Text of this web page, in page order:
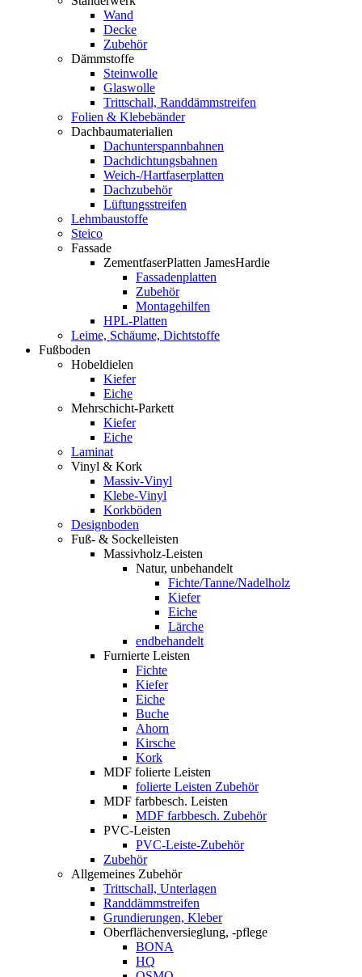
Wand
Decke
Zubehör
Dämmstoffe
Steinwolle
Glaswolle
Trittschall, Randdämmstreifen
Folien & Klebebänder
Dachbaumaterialien
Dachunterspannbahnen
Dachdichtungsbahnen
Weich-/Hartfaserplatten
Dachzubehör
Lüftungsstreifen
Lehmbaustoffe
Steico
Fassade
ZementfaserPlatten JamesHardie
Fassadenplatten
Zubehör
Montagehilfen
HPL-Platten
Leime, Schäume, Dichtstoffe
Fußboden
Hobeldielen
Kiefer
Eiche
Mehrschicht-Parkett
Kiefer
Eiche
Laminat
Vinyl & Kork
Massiv-Vinyl
Klebe-Vinyl
Korkböden
Designboden
Fuß- & Sockelleisten
Massivholz-Leisten
Natur, unbehandelt
Fichte/Tanne/Nadelholz
Kiefer
Eiche
Lärche
endbehandelt
Furnierte Leisten
Fichte
Kiefer
Eiche
Buche
Ahorn
Kirsche
Kork
MDF folierte Leisten
folierte Leisten Zubehör
MDF farbbesch. Leisten
MDF farbbesch. Zubehör
PVC-Leisten
PVC-Leiste-Zubehör
Zubehör
Allgemeines Zubehör
Trittschall, Unterlagen
Randdämmstreifen
Grundierungen, Kleber
Oberflächenversieglung, -pflege
BONA
HQ